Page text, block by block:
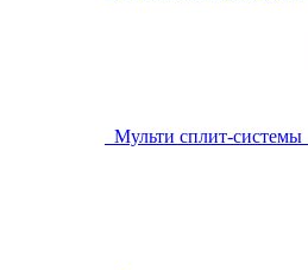
Мульти сплит-системы